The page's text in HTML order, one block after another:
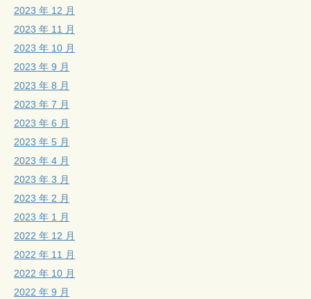
2023 年 12 月
2023 年 11 月
2023 年 10 月
2023 年 9 月
2023 年 8 月
2023 年 7 月
2023 年 6 月
2023 年 5 月
2023 年 4 月
2023 年 3 月
2023 年 2 月
2023 年 1 月
2022 年 12 月
2022 年 11 月
2022 年 10 月
2022 年 9 月